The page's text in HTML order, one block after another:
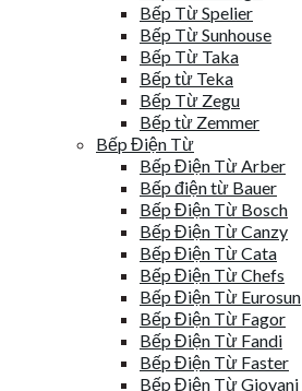
Bếp Từ Spelier
Bếp Từ Sunhouse
Bếp Từ Taka
Bếp từ Teka
Bếp Từ Zegu
Bếp từ Zemmer
Bếp Điện Từ
Bếp Điện Từ Arber
Bếp điện từ Bauer
Bếp Điện Từ Bosch
Bếp Điện Từ Canzy
Bếp Điện Từ Cata
Bếp Điện Từ Chefs
Bếp Điện Từ Eurosun
Bếp Điện Từ Fagor
Bếp Điện Từ Fandi
Bếp Điện Từ Faster
Bếp Điện Từ Giovani